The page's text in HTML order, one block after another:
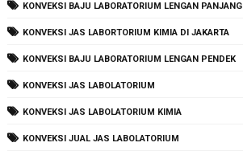
KONVEKSI BAJU LABORATORIUM LENGAN PANJANG
KONVEKSI JAS LABORTORIUM KIMIA DI JAKARTA
KONVEKSI BAJU LABORATORIUM LENGAN PENDEK
KONVEKSI JAS LABOLATORIUM
KONVEKSI JAS LABOLATORIUM KIMIA
KONVEKSI JUAL JAS LABOLATORIUM